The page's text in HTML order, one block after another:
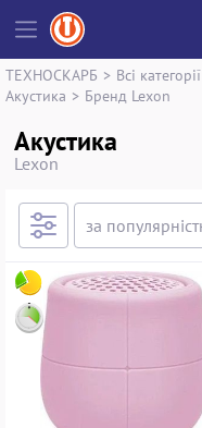
ТЕХНОСКАРБ > Всі категорії
Акустика > Бренд Lexon
Акустика
Lexon